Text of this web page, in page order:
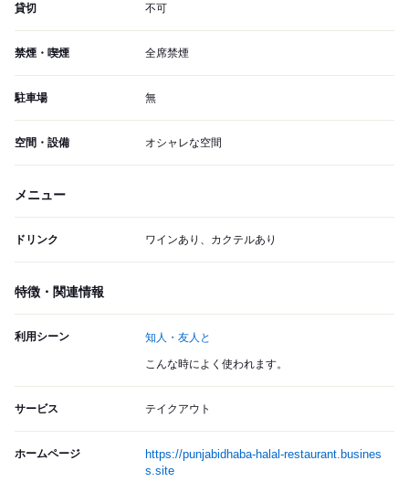
貸切 不可
禁煙・喫煙 全席禁煙
駐車場 無
空間・設備 オシャレな空間
メニュー
ドリンク ワインあり、カクテルあり
特徴・関連情報
利用シーン 知人・友人と
こんな時によく使われます。
サービス テイクアウト
ホームページ
https://punjabidhaba-halal-restaurant.busines
s.site